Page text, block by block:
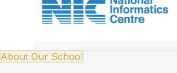
About Our School